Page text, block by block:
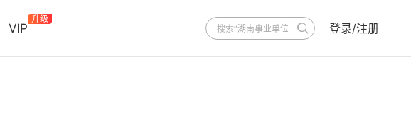
VIP
升级
登录/注册